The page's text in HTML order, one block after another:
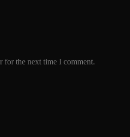
for the next time I comment.